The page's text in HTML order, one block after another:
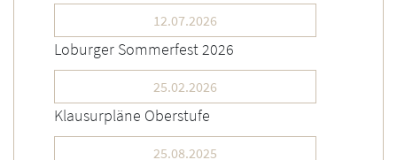
12.07.2026
Loburger Sommerfest 2026
25.02.2026
Klausurpläne Oberstufe
25.08.2025